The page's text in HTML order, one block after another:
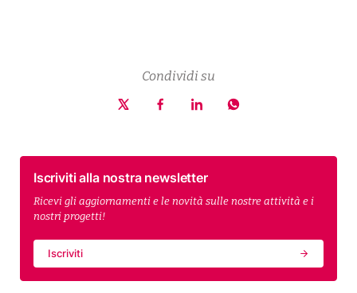
Iscriviti alla nostra newsletter
Ricevi gli aggiornamenti e le novità sulle nostre attività e i
nostri progetti!
Iscriviti
Condividi su